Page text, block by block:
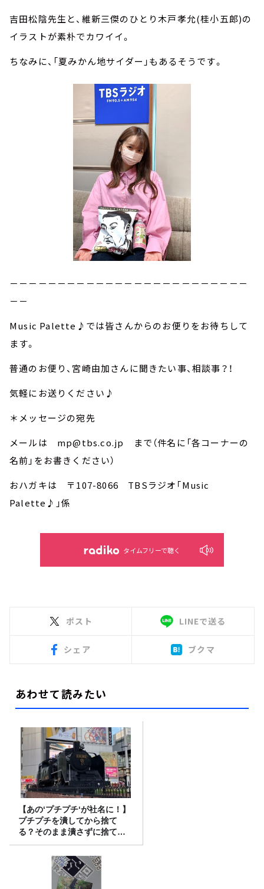
吉田松陰先生と、維新三傑のひとり木戸孝允(桂小五郎)の
イラストが素朴でカワイイ。
ちなみに、「夏みかん地サイダー」もあるそうです。
－－－－－－－－－－－－－－－－－－－－－－－－－
－－
Music Palette♪では皆さんからのお便りをお待ちして
ます。
普通のお便り、宮崎由加さんに聞きたい事、相談事？！
気軽にお送りください♪
＊メッセージの宛先
メールは mp@tbs.co.jp まで（件名に「各コーナーの
名前」をお書きください）
おハガキは 〒107-8066 TBSラジオ「Music
Palette♪」係
タイムフリーで聴く
ポスト LINEで送る
シェア ブクマ
あわせて読みたい
【あの‘プチプチ‘が社名に！】
プチプチを潰してから捨て
る？そのまま潰さずに捨て
る？